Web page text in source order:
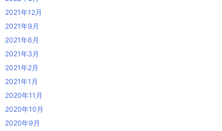
2021年12月
2021年9月
2021年6月
2021年3月
2021年2月
2021年1月
2020年11月
2020年10月
2020年9月